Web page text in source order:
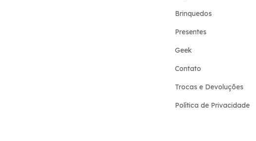
Brinquedos
Presentes
Geek
Contato
Trocas e Devoluções
Política de Privacidade